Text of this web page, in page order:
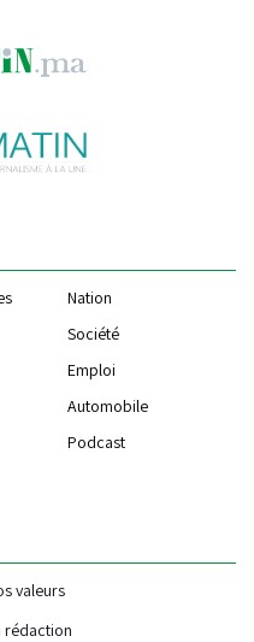
Nation
Société
Emploi
Automobile
Podcast
valeurs
rédaction